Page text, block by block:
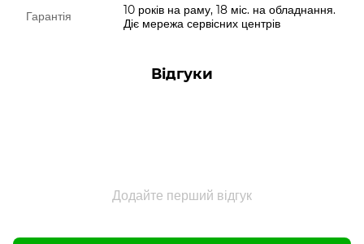
Гарантія
10 років на раму, 18 міс. на обладнання.
Діє мережа сервісних центрів
Відгуки
Додайте перший відгук